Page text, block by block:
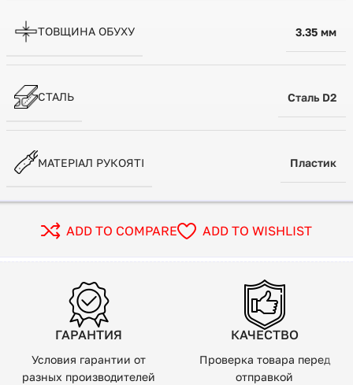
ТОВЩИНА ОБУХУ 3.35 мм
СТАЛЬ Сталь D2
МАТЕРІАЛ РУКОЯТІ Пластик
ADD TO COMPARE ADD TO WISHLIST
ГАРАНТИЯ
Условия гарантии от
разных производителей
КАЧЕСТВО
Проверка товара перед
отправкой